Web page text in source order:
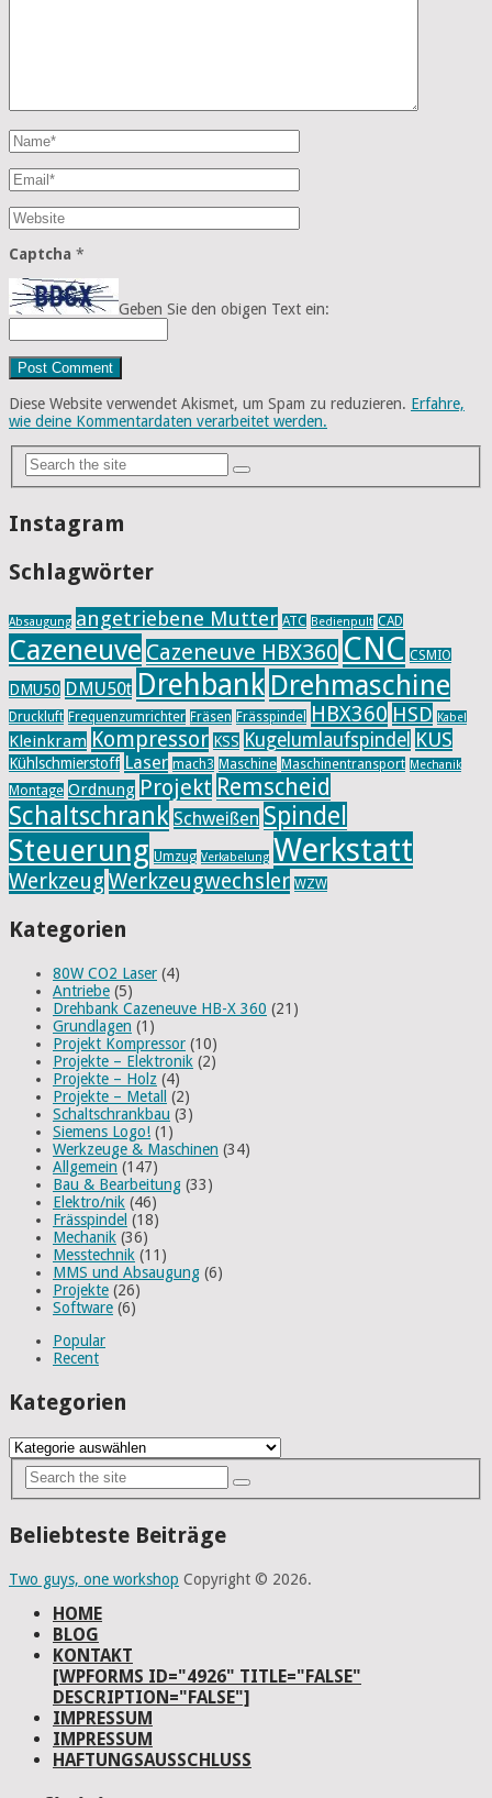
Captcha *
Geben Sie den obigen Text ein:
Diese Website verwendet Akismet, um Spam zu reduzieren. Erfahre,
wie deine Kommentardaten verarbeitet werden.
Instagram
Schlagwörter
Absaugung angetriebene Mutter ATC Bedienpult CAD
Cazeneuve Cazeneuve HBX360 CNC CSMIO
DMU50 DMU50t Drehbank Drehmaschine
Druckluft Frequenzumrichter Fräsen Frässpindel HBX360 HSD Kabel
Kleinkram Kompressor KSS Kugelumlaufspindel KUS
Kühlschmierstoff Laser mach3 Maschine Maschinentransport Mechanik
Montage Ordnung Projekt Remscheid
Schaltschrank Schweißen Spindel
Steuerung Umzug Verkabelung Werkstatt
Werkzeug Werkzeugwechsler WZW
Kategorien
80W CO2 Laser (4)
Antriebe (5)
Drehbank Cazeneuve HB-X 360 (21)
Grundlagen (1)
Projekt Kompressor (10)
Projekte – Elektronik (2)
Projekte – Holz (4)
Projekte – Metall
(2)
Schaltschrankbau (3)
Siemens Logo! (1)
Werkzeuge & Maschinen (34)
Allgemein (147)
Bau & Bearbeitung (33)
Elektro/nik (46)
Frässpindel (18)
Mechanik (36)
Messtechnik (11)
MMS und Absaugung (6)
Projekte (26)
Software (6)
Popular
Recent
Kategorien
Kategorien
Beliebteste Beiträge
Two guys, one workshop Copyright © 2026.
HOME
BLOG
KONTAKT
[WPFORMS ID="4926" TITLE="FALSE"
DESCRIPTION="FALSE"]
IMPRESSUM
IMPRESSUM
HAFTUNGSAUSSCHLUSS